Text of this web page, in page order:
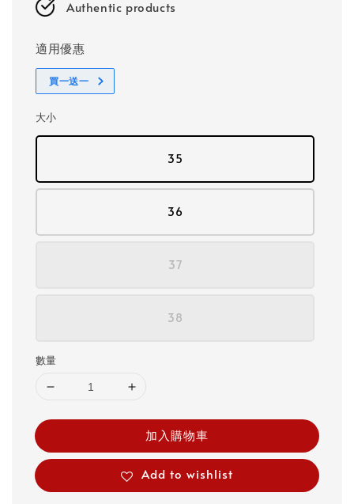
Authentic products
適用優惠
買一送一
大小
35
36
37
38
數量
加入購物車
Add to wishlist